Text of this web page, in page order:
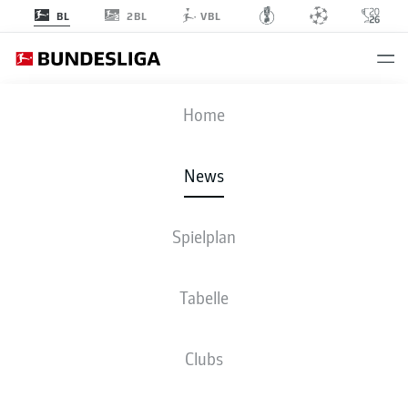
BL 2BL VBL
Home
News
Spielplan
Tabelle
Clubs